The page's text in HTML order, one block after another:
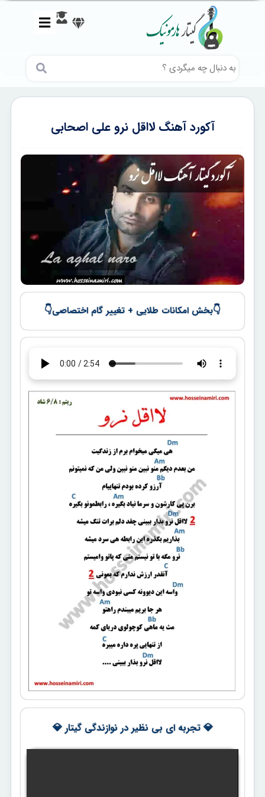
آکورد آهنگ لااقل نرو علی اصحابی
👇بخش امکانات طلایی + تغییر گام اختصاصی👇
💎 تجربه ای بی نظیر در نوازندگی گیتار 💎